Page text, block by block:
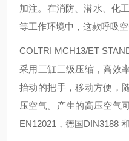
加注。在消防、潜水、化
等工作环境中，这款呼吸空
COLTRI MCH13/ET
采用三缸三级压缩，高效
抬动的把手，移动方便，
压空气。产生的高压空气
EN12021，德国DIN3188